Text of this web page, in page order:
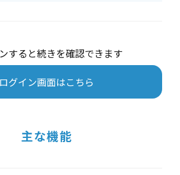
すると続きを確認できます
ログイン画面はこちら
主な機能